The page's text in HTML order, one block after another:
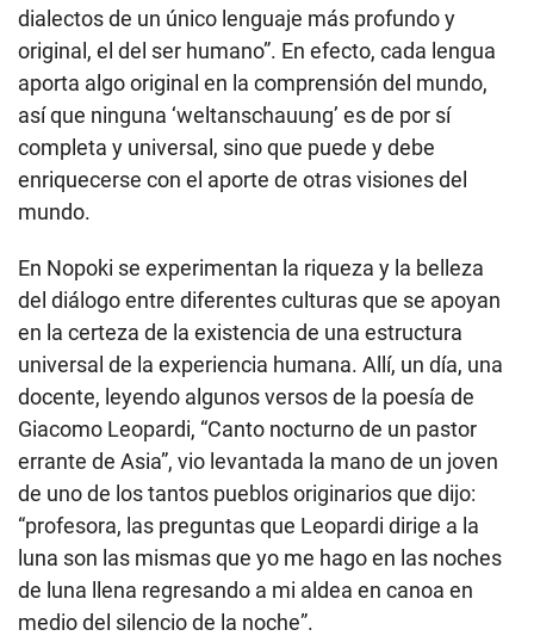
dialectos de un único lenguaje más profundo y
original, el del ser humano”. En efecto, cada lengua
aporta algo original en la comprensión del mundo,
así que ninguna ‘weltanschauung’ es de por sí
completa y universal, sino que puede y debe
enriquecerse con el aporte de otras visiones del
mundo.
En Nopoki se experimentan la riqueza y la belleza
del diálogo entre diferentes culturas que se apoyan
en la certeza de la existencia de una estructura
universal de la experiencia humana. Allí, un día, una
docente, leyendo algunos versos de la poesía de
Giacomo Leopardi, “Canto nocturno de un pastor
errante de Asia”, vio levantada la mano de un joven
de uno de los tantos pueblos originarios que dijo:
“profesora, las preguntas que Leopardi dirige a la
luna son las mismas que yo me hago en las noches
de luna llena regresando a mi aldea en canoa en
medio del silencio de la noche”.